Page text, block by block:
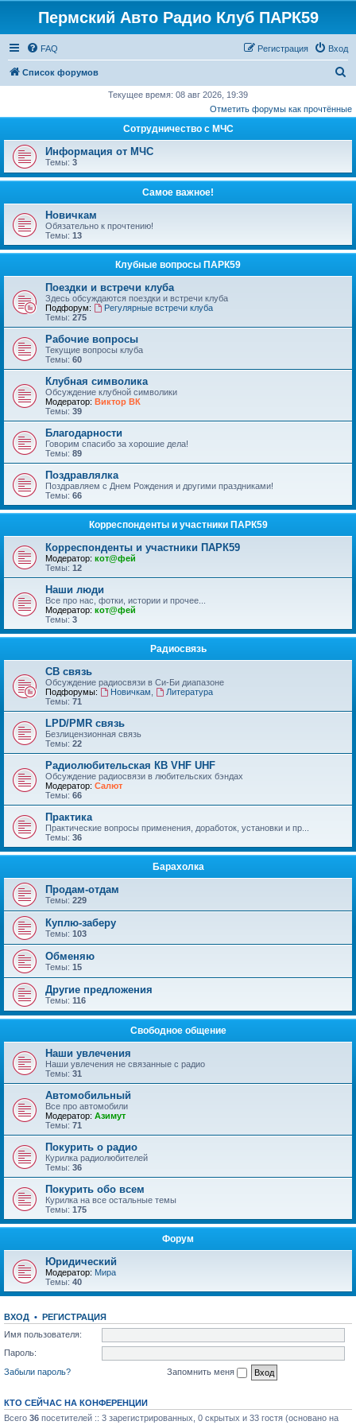
Пермский Авто Радио Клуб ПАРК59
FAQ Вход
Регистрация
Список форумов
и
Текущее время: 08 авг 2026, 19:39
Отметить форумы как прочтённые
Сотрудничество с МЧС
Информация от МЧС
Темы: 3
Самое важное!
Новичкам
Обязательно к прочтению!
Темы: 13
Клубные вопросы ПАРК59
Поездки и встречи клуба
Здесь обсуждаются поездки и встречи клуба
Подфорум:
Регулярные встречи клуба
Темы: 275
Рабочие вопросы
Текущие вопросы клуба
Темы: 60
Клубная символика
Обсуждение клубной символики
Модератор: Виктор ВК
Темы: 39
Благодарности
Говорим спасибо за хорошие дела!
Темы: 89
Поздравлялка
Поздравляем с Днем Рождения и другими праздниками!
Темы: 66
Корреспонденты и участники ПАРК59
Корреспонденты и участники ПАРК59
Модератор: кот@фей
Темы: 12
Наши люди
Все про нас, фотки, истории и прочее...
Модератор: кот@фей
Темы: 3
Радиосвязь
СВ связь
Обсуждение радиосвязи в Си-Би диапазоне
Подфорумы:
Новичкам
Литература
Темы: 71
LPD/PMR связь
Безлицензионная связь
Темы: 22
Радиолюбительская КВ VHF UHF
Обсуждение радиосвязи в любительских бэндах
Модератор: Салют
Темы: 66
Практика
Практические вопросы применения, доработок, установки и пр...
Темы: 36
Барахолка
Продам-отдам
Темы: 229
Куплю-заберу
Темы: 103
Обменяю
Темы: 15
Другие предложения
Темы: 116
Свободное общение
Наши увлечения
Наши увлечения не связанные с радио
Темы: 31
Автомобильный
Все про автомобили
Модератор: Азимут
Темы: 71
Покурить о радио
Курилка радиолюбителей
Темы: 36
Покурить обо всем
Курилка на все остальные темы
Темы: 175
Форум
Юридический
Модератор: Мира
Темы: 40
ВХОД • РЕГИСТРАЦИЯ
Имя пользователя:
Пароль:
Забыли пароль?
Запомнить меня
КТО СЕЙЧАС НА КОНФЕРЕНЦИИ
Всего 36 посетителей :: 3 зарегистрированных, 0 скрытых и 33 гостя (основано на